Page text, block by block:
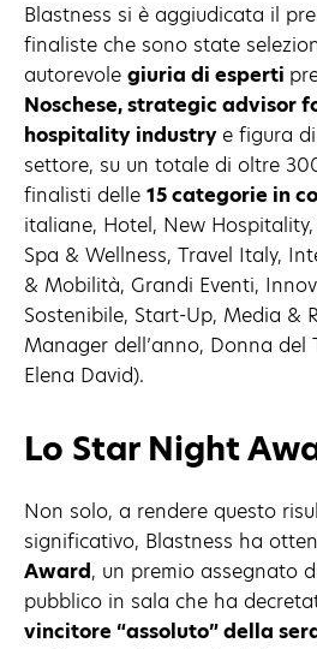
Blastness si è aggiudicata il
finaliste che sono state
autorevole giuria di esperti
Noschese, strategic advisor
hospitality industrye figura
settore, su un totale di oltre
finalisti delle 15 categorie in
italiane, Hotel, New
Spa & Wellness, Travel Italy,
& Mobilità, Grandi Eventi,
Sostenibile, Start-Up, Media &
Manager dell’anno, Donna del
Elena David).
Lo Star Night
Non solo, a rendere questo
significativo, Blastness ha
Award, un premio assegnato
pubblico in sala che ha
vincitore “assoluto” della